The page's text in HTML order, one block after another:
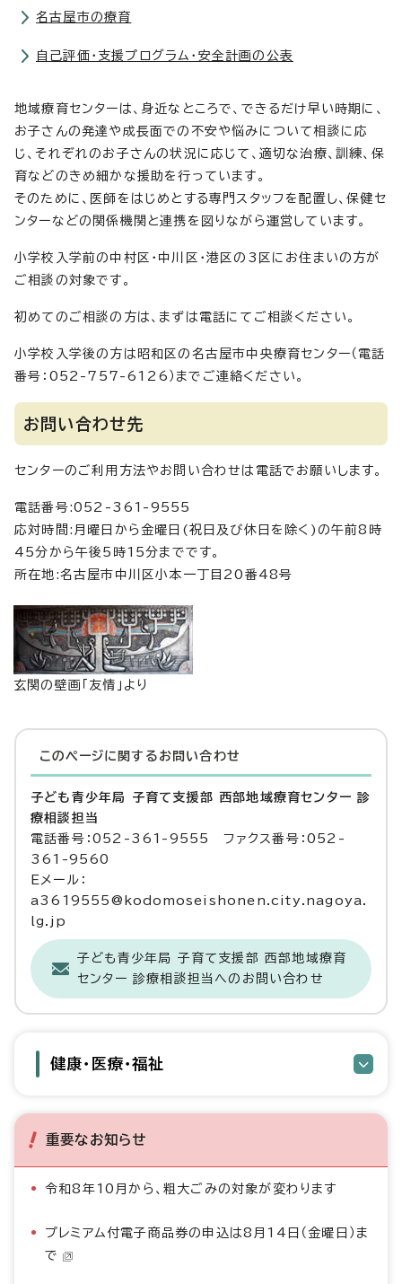
名古屋市の療育
自己評価・支援プログラム・安全計画の公表
地域療育センターは、身近なところで、できるだけ早い時期に、
お子さんの発達や成長面での不安や悩みについて相談に応
じ、それぞれのお子さんの状況に応じて、適切な治療、訓練、保
育などのきめ細かな援助を行っています。
そのために、医師をはじめとする専門スタッフを配置し、保健セ
ンターなどの関係機関と連携を図りながら運営しています。
小学校入学前の中村区・中川区・港区の3区にお住まいの方が
ご相談の対象です。
初めてのご相談の方は、まずは電話にてご相談ください。
小学校入学後の方は昭和区の名古屋市中央療育センター（電話
番号：052-757-6126）までご連絡ください。
お問い合わせ先
センターのご利用方法やお問い合わせは電話でお願いします。
電話番号:052-361-9555
応対時間:月曜日から金曜日(祝日及び休日を除く)の午前8時
45分から午後5時15分までです。
所在地:名古屋市中川区小本一丁目20番48号
玄関の壁画「友情」より
このページに関する お問い合わせ
子ども青少年局 子育て支援部 西部地域療育センター 診
療相談担当
電話番号：052-361-9555 ファクス番号：052-
361-9560
Eメール：
a3619555@kodomoseishonen.city.nagoya.
lg.jp
子ども青少年局 子育て支援部 西部地域療育
センター 診療相談担当へのお問い合わせ
健康・医療・福祉
重要なお知らせ
令和8年10月から、粗大ごみの対象が変わります
プレミアム付電子商品券の申込は8月14日（金曜日）ま
で